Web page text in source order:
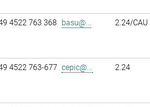
4522 763 368 basu@... 2.24/CAU
4522 763-677 cepic@... 2.24